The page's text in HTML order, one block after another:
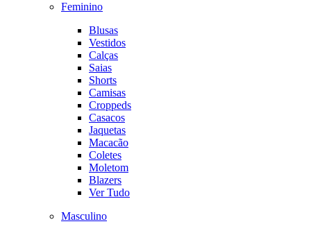
Feminino
Blusas
Vestidos
Calças
Saias
Shorts
Camisas
Croppeds
Casacos
Jaquetas
Macacão
Coletes
Moletom
Blazers
Ver Tudo
Masculino